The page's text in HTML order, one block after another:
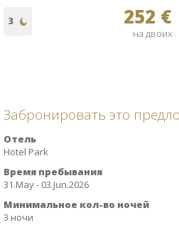
252 €
на двоих
Забронировать это
Отель
Hotel Park
Время пребывания
31.May - 03.Jun.2026
Минимальное кол-во ночей
3 ночи